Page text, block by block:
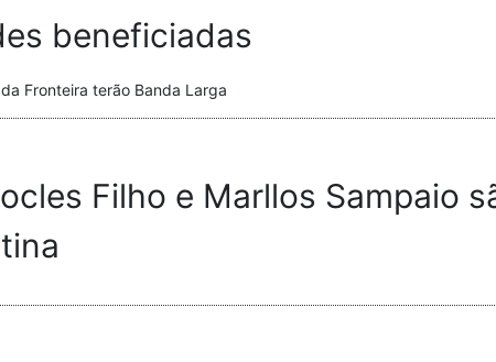
beneficiadas
Fronteira terão Banda Larga
Filho e Marllos Sampaio